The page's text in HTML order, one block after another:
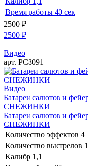
Время работы 40 сек
2500 ₽
2500 ₽
Видео
арт. РС8091
Видео
Батареи салютов и
СНЕЖИНКИ
Батареи салютов и
СНЕЖИНКИ
Количество эффектов 4
Количество выстрелов
Калибр 1,1